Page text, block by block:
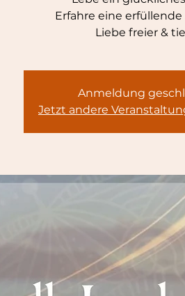
Erfahre eine
Liebe freier &
Anmeldung
Jetzt andere